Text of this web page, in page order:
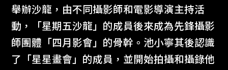
舉辦沙龍，由不同攝影師和電影導演主持活
動，「星期五沙龍」的成員後來成為先鋒攝影
師團體「四月影會」的骨幹。池小寧其後認識
了「星星畫會」的成員，並開始拍攝和攝錄他